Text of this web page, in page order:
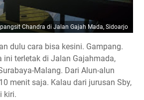
Chandra di Jalan Gajah Mada, Sidoarjo
dulu cara bisa kesini. Gampang.
ini terletak di Jalan Gajahmada,
Malang. Dari Alun-alun
menit saja. Kalau dari jurusan Sby,
kiri.